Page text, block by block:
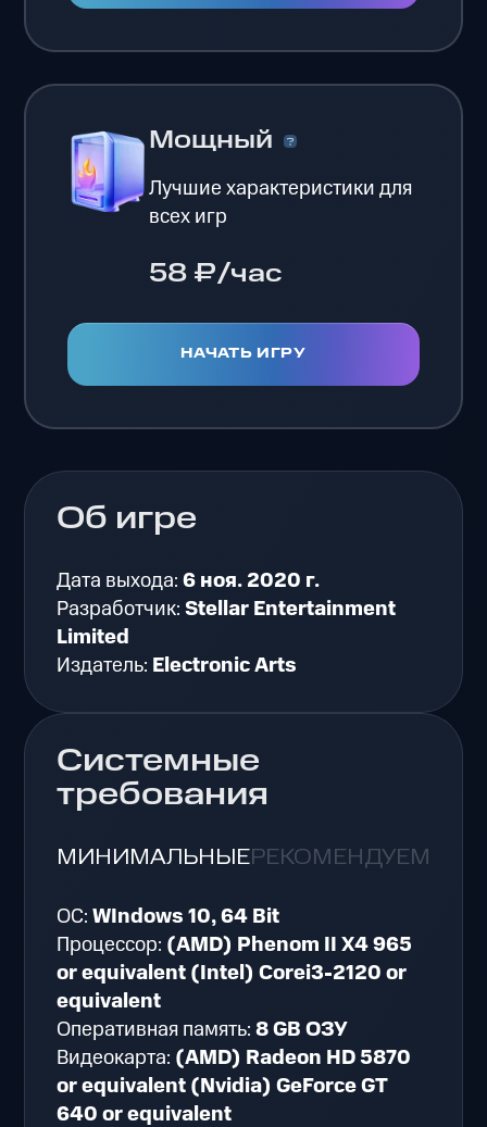
Мощный
Лучшие характеристики для
всех игр
58 ₽/час
НАЧАТЬ ИГРУ
Об игре
Дата выхода:6 ноя. 2020 г.
Разработчик:Stellar Entertainment
Limited
Издатель: Electronic Arts
Системные
требования
МИНИМАЛЬНЫЕРЕКОМЕНДУЕМЫЕ
ОС:WIndows 10, 64 Bit
Процессор: (AMD) Phenom II X4 965
or equivalent (Intel) Corei3-2120 or
equivalent
Оперативная память:8 GB ОЗУ
Видеокарта: (AMD) Radeon HD 5870
or equivalent (Nvidia) GeForce GT
640 or equivalent